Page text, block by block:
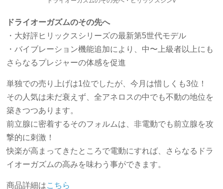
ドライオーガズムのその先へ
・大好評ヒリックスシリーズの最新第5世代モデル
・バイブレーション機能追加により、中〜上級者以上にも
さらなるプレジャーの体感を促進
単独での売り上げは1位でしたが、今月は惜しくも3位！
その人気は未だ衰えず、全アネロスの中でも不動の地位を
築きつつあります。
前立腺に密着するそのフォルムは、非電動でも前立腺を攻
撃的に刺激！
快楽が高まってきたところで電動にすれば、さらなるドラ
イオーガズムの高みを味わう事ができます。
商品詳細はこちら